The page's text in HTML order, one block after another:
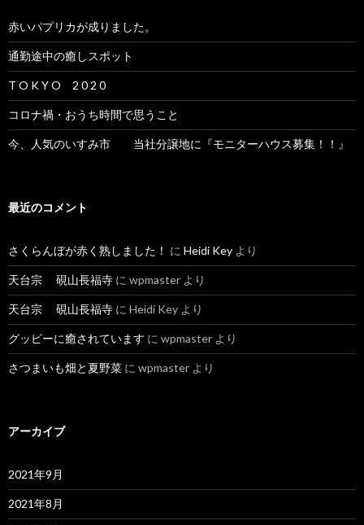
赤いパプリカが成りました。
通勤途中の癒しスポット
T O K Y O 2 0 2 0
コロナ禍・おうち時間で思うこと
今、人気のいすみ市 当社分譲地に『モニターハウス募集！！』
最近のコメント
さくらんぼが赤く熟しました！ に Heidi Key より
天台宗 硯山長福寺 に wpmaster より
天台宗 硯山長福寺 に Heidi Key より
グッピーに癒されています に wpmaster より
さつまいも畑と夏野菜 に wpmaster より
アーカイブ
2021年9月
2021年8月